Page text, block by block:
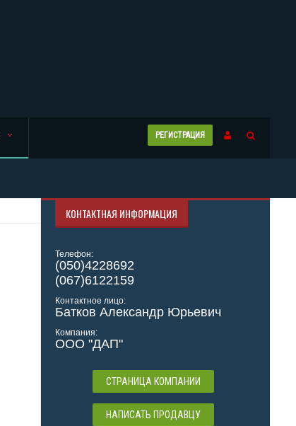
РЕГИСТРАЦИЯ
КОНТАКТНАЯ ИНФОРМАЦИЯ
Телефон:
(050)4228692
(067)6122159
Контактное лицо:
Батков Александр Юрьевич
Компания:
ООО "ДАП"
СТРАНИЦА КОМПАНИИ
НАПИСАТЬ ПРОДАВЦУ